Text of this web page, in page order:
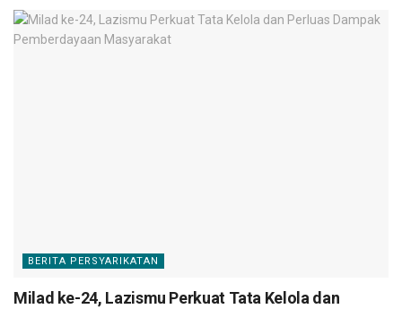
BERITA PERSYARIKATAN
Milad ke-24, Lazismu Perkuat Tata Kelola dan